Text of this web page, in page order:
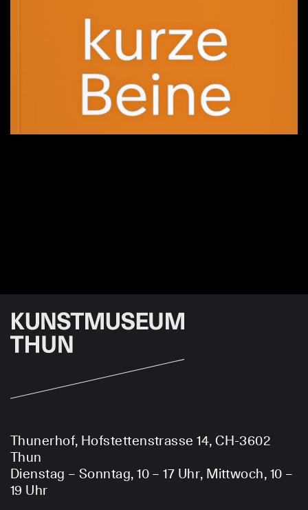
Thunerhof, Hofstettenstrasse 14, CH-3602
Thun
Dienstag – Sonntag, 10 – 17 Uhr, Mittwoch, 10 –
19 Uhr